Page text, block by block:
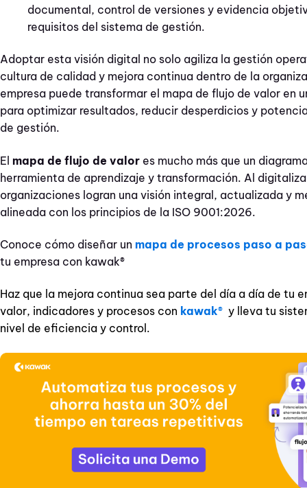
documental, control de versiones y evidencia
requisitos del sistema de gestión.
Adoptar esta visión digital no solo agiliza la gestión
cultura de calidad y mejora continua dentro de la
empresa puede transformar el mapa de flujo de valor en
para optimizar resultados, reducir desperdicios y
de gestión.
El mapa de flujo de valor es mucho más que un
herramienta de aprendizaje y transformación. Al
organizaciones logran una visión integral, actualizada y
alineada con los principios de la ISO 9001:2026.
Conoce cómo diseñar un mapa de procesos paso a
tu empresa con kawak®
Haz que la mejora continua sea parte del día a día de tu
valor, indicadores y procesos con kawak® y lleva tu
nivel de eficiencia y control.